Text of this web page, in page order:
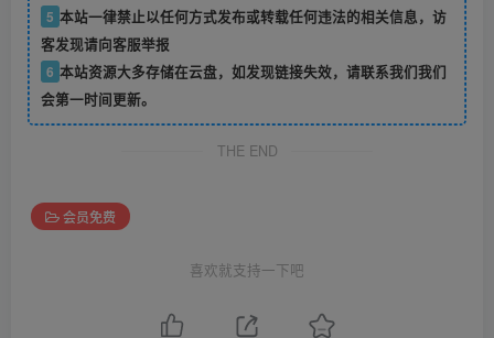
5 本站一律禁止以任何方式发布或转载任何违法的相关信息，访
客发现请向客服举报
6 本站资源大多存储在云盘，如发现链接失效，请联系我们我们
会第一时间更新。
THE END
会员免费
喜欢就支持一下吧